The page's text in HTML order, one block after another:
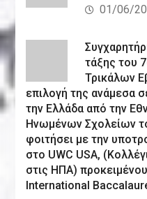
01/06/
τάξης του
Τρικάλων
επιλογή της ανάμεσα
την Ελλάδα από την
Ηνωμένων Σχολείων
φοιτήσει με την
στο UWC USA,
στις ΗΠΑ)
International